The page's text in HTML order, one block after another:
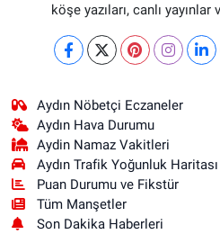
köşe yazıları, canlı
Aydın Nöbetçi Eczaneler
Aydın Hava Durumu
Aydin Namaz Vakitleri
Aydın Trafik Yoğunluk Haritası
Puan Durumu ve Fikstür
Tüm Manşetler
Son Dakika Haberleri